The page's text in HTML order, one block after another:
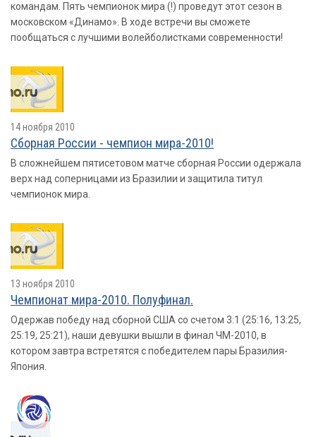
командам. Пять чемпионок мира (!) проведут этот сезон в
московском «Динамо». В ходе встречи вы сможете
пообщаться с лучшими волейболистками современности!
14 ноября 2010
Сборная России - чемпион мира-2010!
В сложнейшем пятисетовом матче сборная России одержала
верх над соперницами из Бразилии и защитила титул
чемпионок мира.
13 ноября 2010
Чемпионат мира-2010. Полуфинал.
Одержав победу над сборной США со счетом 3:1 (25:16, 13:25,
25:19, 25:21), наши девушки вышли в финал ЧМ-2010, в
котором завтра встретятся с победителем пары Бразилия-
Япония.